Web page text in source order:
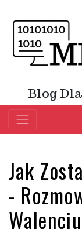
Blog
Jak
-